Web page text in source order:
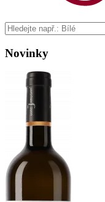
Novinky